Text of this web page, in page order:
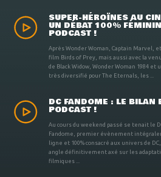
SUPER-HÉROÏNES AU
UN DÉBAT 100%
PODCAST !
Après Wonder Woman, Captain Marvel,
film Birds of Prey, mais aussi avec la
de Black Widow, Wonder Woman 1984 et
très diversifié pour The Eternals, les ...
DC FANDOME : LE BILAN
PODCAST !
Au cours du weekend passé se tenait le
Fandome, premier évènement
ligne et 100% consacré aux univers de
angle définitivement axé sur les
filmiques ...